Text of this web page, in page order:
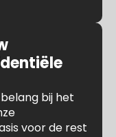
bij het
voor de rest